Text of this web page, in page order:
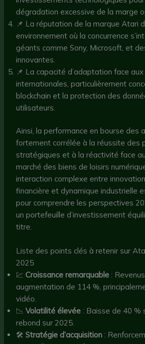
dégradation excessive de la marge
📌 La réputation de la marque Atari
environnement où la concurrence
géants comme Sony, Microsoft, et
innovantes.
📌 La capacité d’adaptation face
internationales, particulièrement
blockchain et la protection des
utilisateurs.
Ainsi, la performance en bourse des
fortement corrélée à la réussite des
stratégiques et à la réactivité face
marché des biens de loisirs
interaction complexe entre
financière et dynamique industrielle
pour comprendre les perspectives
un portefeuille d’investissement
titre.
Liste des points clés à retenir sur
2025
💹 Croissance remarquable :
augmentation de 114 %,
vidéo.
📉Volatilité élevée : Baisse de 40 %
rebond sur 2025.
🛠️Stratégie d’acquisition :